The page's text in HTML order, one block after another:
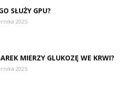
SŁUŻY GPU?
2025
MIERZY GLUKOZĘ WE KRWI?
2025